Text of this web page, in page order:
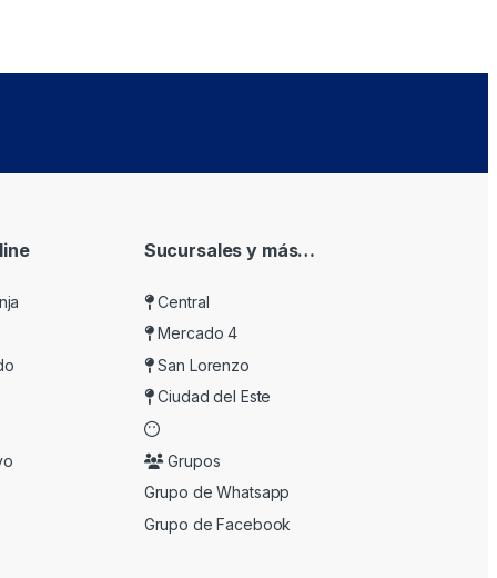
Sucursales y más…
Central
Mercado 4
San Lorenzo
Ciudad del Este
Grupos
Grupo de Whatsapp
Grupo de Facebook